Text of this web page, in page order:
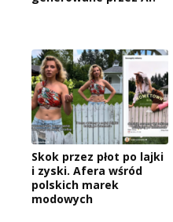
Skok przez płot po lajki
i zyski. Afera wśród
polskich marek
modowych